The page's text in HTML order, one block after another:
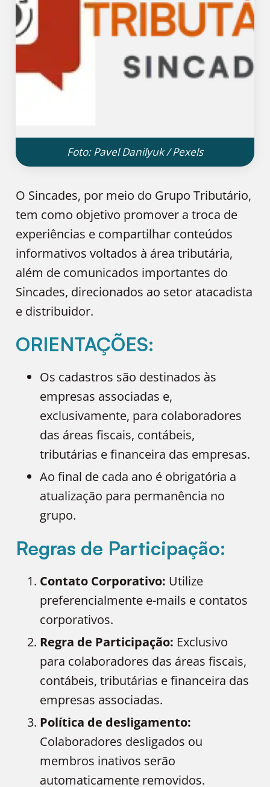
Foto: Pavel Danilyuk / Pexels
O Sincades, por meio do Grupo Tributário,
tem como objetivo promover a troca de
experiências e compartilhar conteúdos
informativos voltados à área tributária,
além de comunicados importantes do
Sincades, direcionados ao setor atacadista
e distribuidor.
ORIENTAÇÕES:
Os cadastros são destinados às
empresas associadas e,
exclusivamente, para colaboradores
das áreas fiscais, contábeis,
tributárias e financeira das empresas.
Ao final de cada ano é obrigatória a
atualização para permanência no
grupo.
Regras de Participação:
Contato Corporativo: Utilize
preferencialmente e-mails e contatos
corporativos.
Regra de Participação: Exclusivo
para colaboradores das áreas fiscais,
contábeis, tributárias e financeira das
empresas associadas.
Política de desligamento:
Colaboradores desligados ou
membros inativos serão
automaticamente removidos.